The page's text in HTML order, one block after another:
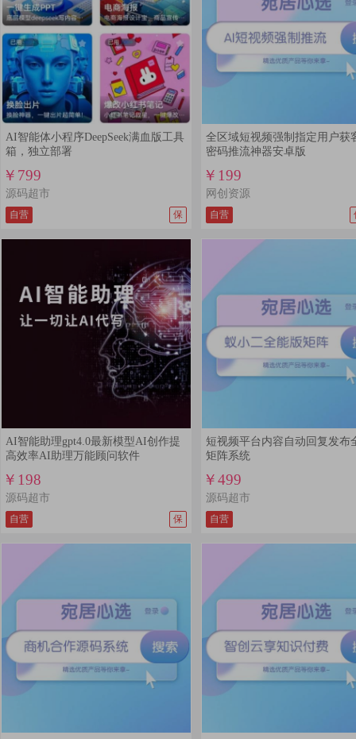
AI智能体小程序DeepSeek满血版工具
箱，独立部署
￥799
源码超市
自营 保
全区域短视频强制指定用户获
密码推流神器安卓版
￥199
网创资源
自营
AI智能助理gpt4.0最新模型AI创作提
高效率AI助理万能顾问软件
￥198
源码超市
自营 保
短视频平台内容自动回复发布
矩阵系统
￥499
源码超市
自营